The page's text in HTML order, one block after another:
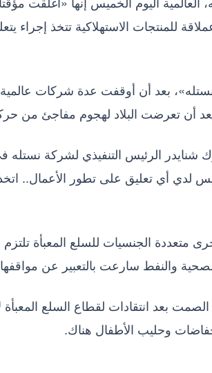
للمنتجات الاستهلاكية تتخذ
بعد أن أوقفت عدة شركات
أن تعرضت البلاد لهجوم مفاجئ من
شنايدر الرئيس التنفيذي لشركة
لدي أي تعليق على تطور الأعمال..
متعددة الجنسيات للسلع المعبأة
والنفط سارعت بالتعبير عن
بعد انتقادات لقطاع السلع المعبأة
وحليب الأطفال هناك.